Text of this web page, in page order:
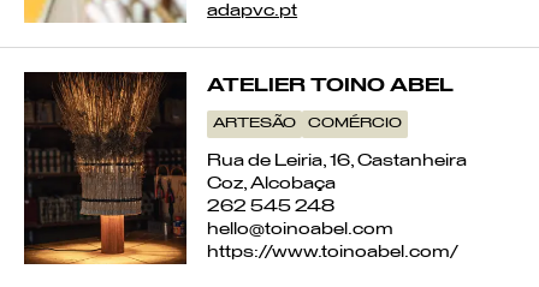
adapvc.pt
ATELIER TOINO ABEL
ARTESÃO COMÉRCIO
Rua de Leiria, 16, Castanheira
Coz, Alcobaça
262 545 248
hello@toinoabel.com
https://www.toinoabel.com/